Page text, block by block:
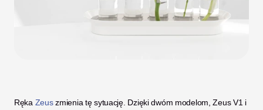
Ręka Zeus zmienia tę sytuację. Dzięki dwóm modelom, Zeus V1 i